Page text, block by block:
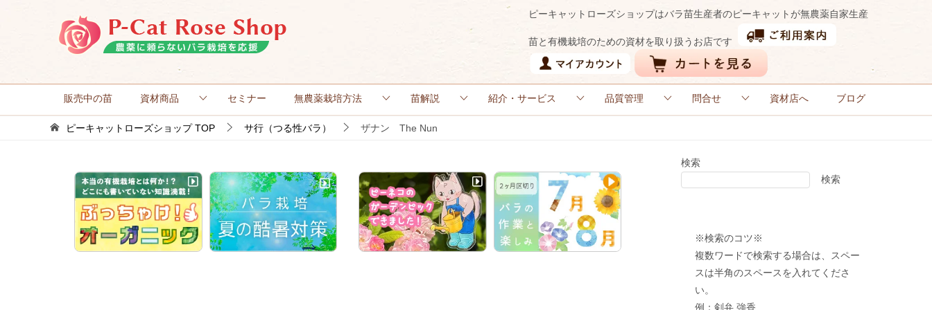
ピーキャットローズショップはバラ苗生産者のピーキャットが無農薬自家生産
苗と有機栽培のための資材を取り扱うお店です
販売中の苗 資材商品 セミナー 無農薬栽培方法 苗解説 紹介・サービス 品質管理 問合せ 資材店へ ブログ
ピーキャットローズショップTOP サ行（つる性バラ） ザナン The Nun
検索
検索
※検索のコツ※
複数ワードで検索する場合は、スペー
スは半角のスペースを入れてくださ
い。
例：剣弁 強香